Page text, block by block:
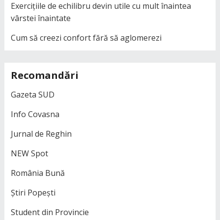
Exercițiile de echilibru devin utile cu mult înaintea
vârstei înaintate
Cum să creezi confort fără să aglomerezi
Recomandări
Gazeta SUD
Info Covasna
Jurnal de Reghin
NEW Spot
România Bună
Știri Popești
Student din Provincie